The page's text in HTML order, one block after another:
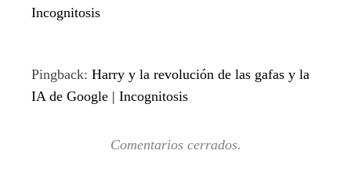
Incognitosis
Pingback: Harry y la revolución de las gafas y la
IA de Google | Incognitosis
Comentarios cerrados.